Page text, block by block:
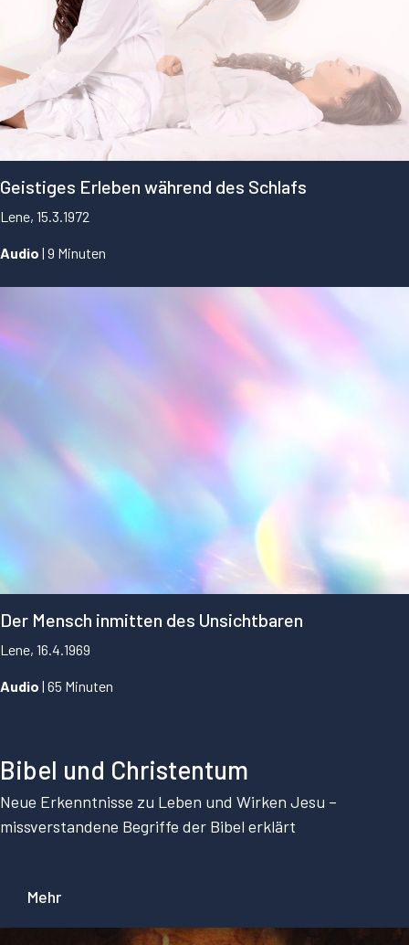
Geistiges Erleben während des Schlafs
Lene, 15.3.1972
Audio | 9 Minuten
...
Der Mensch inmitten des Unsichtbaren
Lene, 16.4.1969
Audio | 65 Minuten
Bibel und Christentum
Neue Erkenntnisse zu Leben und Wirken Jesu –
missverstandene Begriffe der Bibel erklärt
Mehr